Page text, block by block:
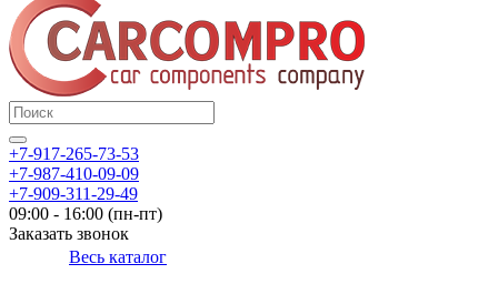
+7-917-265-73-53
+7-987-410-09-09
+7-909-311-29-49
09:00 - 16:00 (пн-пт)
Заказать звонок
Весь каталог